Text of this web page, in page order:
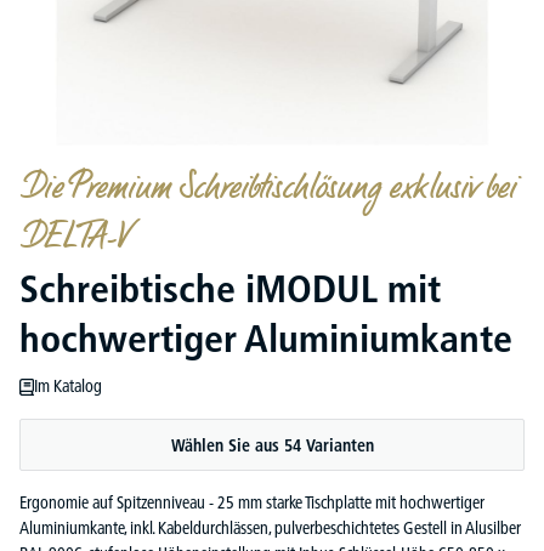
Die Premium Schreibtischlösung exklusiv bei
DELTA-V
Schreibtische iMODUL mit
hochwertiger Aluminiumkante
Im Katalog
Wählen Sie aus 54 Varianten
Ergonomie auf Spitzenniveau - 25 mm starke Tischplatte mit hochwertiger
Aluminiumkante, inkl. Kabeldurchlässen, pulverbeschichtetes Gestell in Alusilber